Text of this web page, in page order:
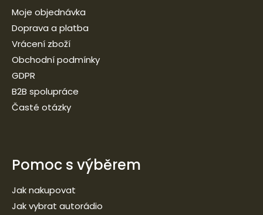
Moje objednávka
Doprava a platba
Vrácení zboží
Obchodní podmínky
GDPR
B2B spolupráce
Časté otázky
Pomoc s výběrem
Jak nakupovat
Jak vybrat autorádio